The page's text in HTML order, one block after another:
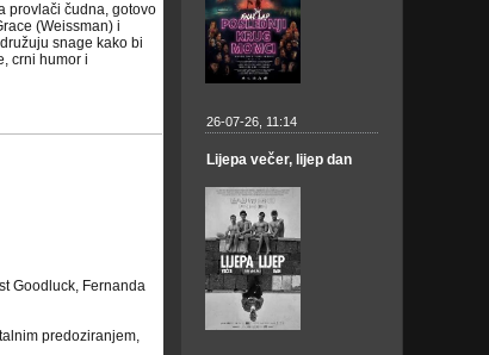
provlači čudna, gotovo
(Weissman) i
snage kako bi
crni humor i
Goodluck, Fernanda
predoziranjem,
26-07-26, 11:14
Lijepa večer, lijep dan